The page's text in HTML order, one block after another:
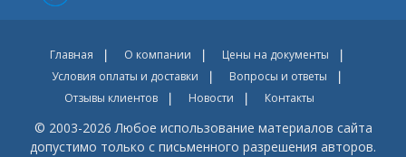
Главная О компании
Цены на документы
Условия оплаты и доставки
Вопросы и ответы
Отзывы клиентов
Новости Контакты
© 2003-2026 Любое использование материалов сайта
допустимо только с письменного разрешения авторов.